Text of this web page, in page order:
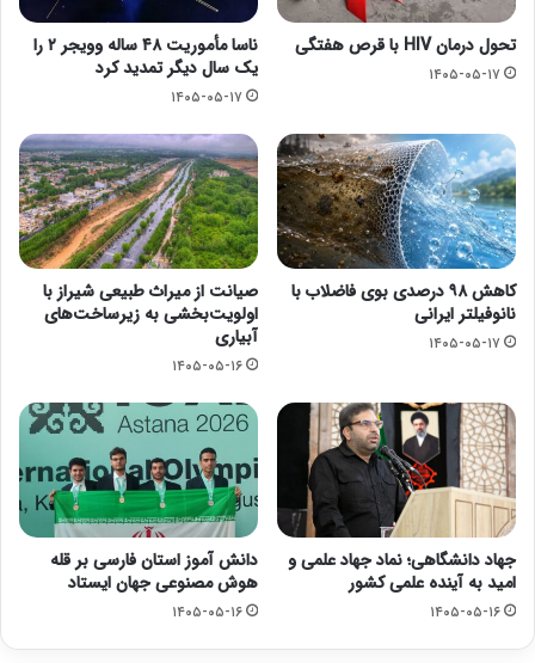
تحول درمان HIV با قرص هفتگی
۱۴۰۵-۰۵-۱۷
ناسا مأموریت ۴۸ ساله وویجر ۲ را
یک سال دیگر تمدید کرد
۱۴۰۵-۰۵-۱۷
کاهش ۹۸ درصدی بوی فاضلاب با
نانوفیلتر ایرانی
۱۴۰۵-۰۵-۱۷
صیانت از میراث طبیعی شیراز با
اولویت‌بخشی به زیرساخت‌های
آبیاری
۱۴۰۵-۰۵-۱۶
جهاد دانشگاهی؛ نماد جهاد علمی و
امید به آینده علمی کشور
۱۴۰۵-۰۵-۱۶
دانش آموز استان فارسی بر قله
هوش مصنوعی جهان ایستاد
۱۴۰۵-۰۵-۱۶